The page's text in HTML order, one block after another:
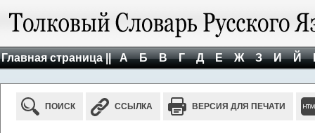
Главная страница || А Б В Г Д Е Ж З И Й
ПОИСК ССЫЛКА ВЕРСИЯ ДЛЯ ПЕЧАТИ